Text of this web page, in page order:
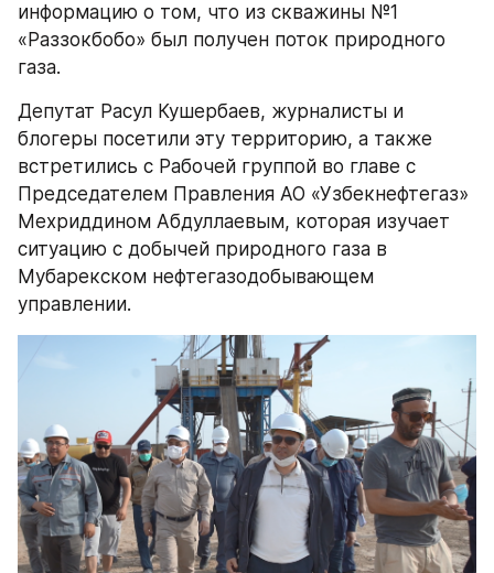
информацию о том, что из скважины №1
«Раззокбобо» был получен поток природного
газа.
Депутат Расул Кушербаев, журналисты и
блогеры посетили эту территорию, а также
встретились с Рабочей группой во главе с
Председателем Правления АО «Узбекнефтегаз»
Мехриддином Абдуллаевым, которая изучает
ситуацию с добычей природного газа в
Мубарекском нефтегазодобывающем
управлении.